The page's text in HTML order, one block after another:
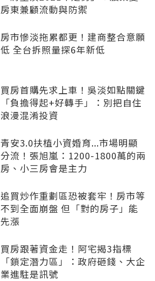
房東兼顧流動與防禦
房市慘淡拖累都更！建商整合意願
低 全台拆照量探6年新低
買房首購先求上車！吳淡如點關鍵
「負擔得起+好轉手」：別把自住
浪漫混淆投資
青安3.0扶植小資婚育...市場明顯
分流！張旭嵐：1200-1800萬的兩
房、小三房會是主力
追買炒作重劃區恐被套牢！房市等
不到全面崩盤 但「對的房子」能
先漲
買房跟著資金走！阿宅揭3指標
「鎖定潛力區」：政府砸錢、大企
業進駐是訊號